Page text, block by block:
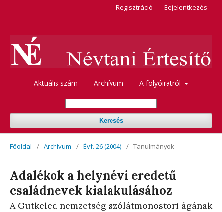
Aktuális szám Archívum A folyóiratról
Keresés
Regisztráció Bejelentkezés
Főoldal / Archívum / Évf. 26 (2004) / Tanulmányok
Adalékok a helynévi eredetű
családnevek kialakulásához
A Gutkeled nemzetség szólátmonostori ágának